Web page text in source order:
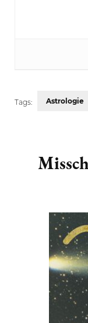
Tags: Astrologie